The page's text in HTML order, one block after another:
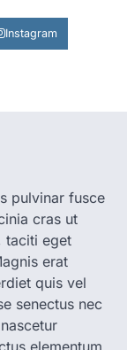
6, 2026
मामला
पर आबकारी
6, 2026
में अधिक कीमत पर
के…
Instagram
pulvinar fusce
cras ut
taciti eget
erat
quis vel
senectus nec